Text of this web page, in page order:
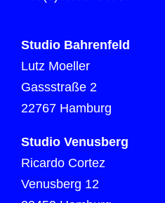
Studio Bahrenfeld
Lutz Moeller
Gassstraße 2
22767 Hamburg
Studio Venusberg
Ricardo Cortez
Venusberg 12